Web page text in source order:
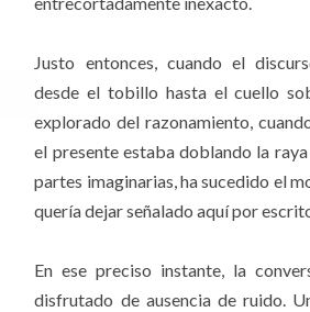
Justo entonces, cuando el
desde el tobillo hasta el cuello
explorado del razonamiento,
el presente estaba doblando la
partes imaginarias, ha sucedido el
quería dejar señalado aquí por
En ese preciso instante, la
disfrutado de ausencia de ruido.